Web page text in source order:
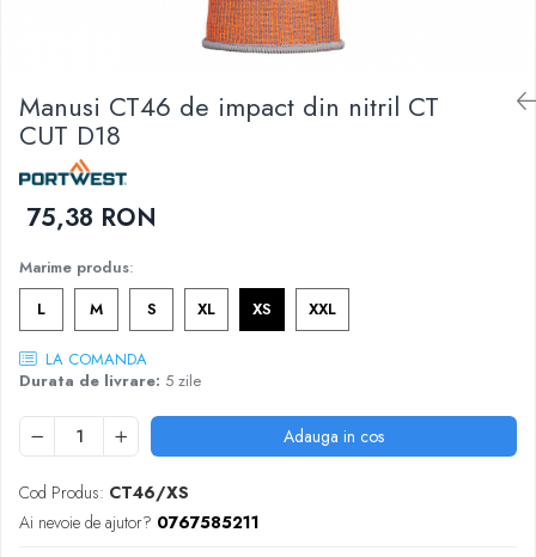
JACHETE VATUITE
INDUSTRIA ALIMENTARA
GENUNCHIERE
IMBRACAMINTE ANTICHIMICA |
CAMASI
FESURI, SEPCI, CAPISOANE
FLEECE
Manusi CT46 de impact din nitril CT
CUT D18
75,38 RON
Marime produs:
L
M S XL XS XXL
LA COMANDA
Durata de livrare: 5 zile
Adauga in cos
Cod Produs: CT46/XS
Ai nevoie de ajutor? 0767585211